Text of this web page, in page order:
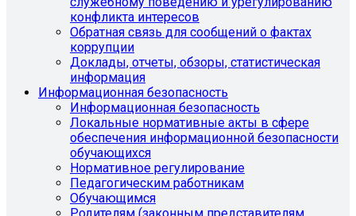
конфликта интересов
Обратная связь для сообщений о фактах
коррупции
Доклады, отчеты, обзоры, статистическая
информация
Информационная безопасность
Информационная безопасность
Локальные нормативные акты в сфере
обеспечения информационной безопасности
обучающихся
Нормативное регулирование
Педагогическим работникам
Обучающимся